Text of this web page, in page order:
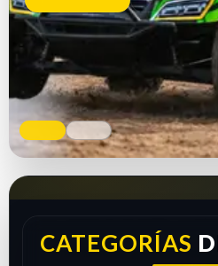
Comprar ahora Ver
CATEGORÍAS